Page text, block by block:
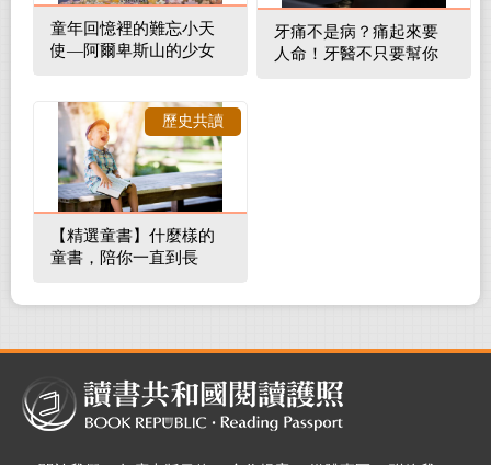
童年回憶裡的難忘小天
使—阿爾卑斯山的少女
牙痛不是病？痛起來要
人命！牙醫不只要幫你
【精選童書】什麼樣的
童書，陪你一直到長
歷史共讀